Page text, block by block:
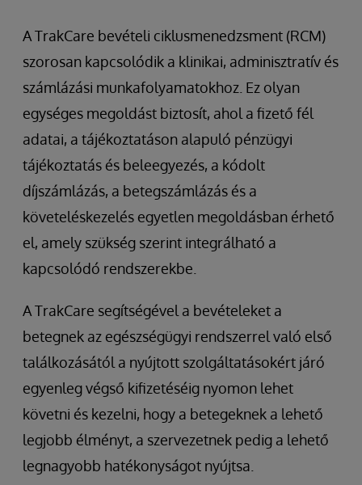
A TrakCare bevételi ciklusmenedzsment (RCM)
szorosan kapcsolódik a klinikai, adminisztratív és
számlázási munkafolyamatokhoz. Ez olyan
egységes megoldást biztosít, ahol a fizető fél
adatai, a tájékoztatáson alapuló pénzügyi
tájékoztatás és beleegyezés, a kódolt
díjszámlázás, a betegszámlázás és a
követeléskezelés egyetlen megoldásban érhető
el, amely szükség szerint integrálható a
kapcsolódó rendszerekbe.
A TrakCare segítségével a bevételeket a
betegnek az egészségügyi rendszerrel való első
találkozásától a nyújtott szolgáltatásokért járó
egyenleg végső kifizetéséig nyomon lehet
követni és kezelni, hogy a betegeknek a lehető
legjobb élményt, a szervezetnek pedig a lehető
legnagyobb hatékonyságot nyújtsa.